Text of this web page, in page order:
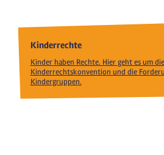
Kinderrechte
Kinder haben Rechte. Hier geht es um
Kinderrechtskonvention und die
Kindergruppen.